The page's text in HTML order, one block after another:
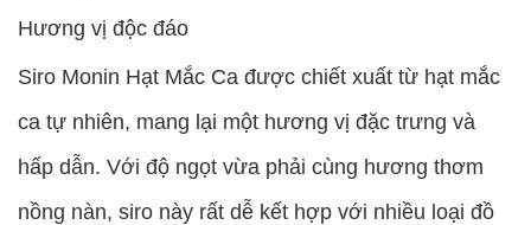
Hương vị độc đáo
Siro Monin Hạt Mắc Ca được chiết xuất từ hạt mắc
ca tự nhiên, mang lại một hương vị đặc trưng và
hấp dẫn. Với độ ngọt vừa phải cùng hương thơm
nồng nàn, siro này rất dễ kết hợp với nhiều loại đồ